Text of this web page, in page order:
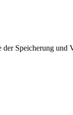
Speicherung und